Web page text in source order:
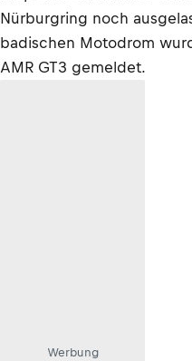
Nürburgring noch
badischen Motodrom
AMR GT3 gemeldet.
Werbung